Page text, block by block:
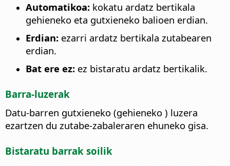
Automatikoa: kokatu ardatz bertikala
gehieneko eta gutxieneko balioen erdian.
Erdian: ezarri ardatz bertikala zutabearen
erdian.
Bat ere ez: ez bistaratu ardatz bertikalik.
Barra-luzerak
Datu-barren gutxieneko (gehieneko ) luzera
ezartzen du zutabe-zabaleraren ehuneko gisa.
Bistaratu barrak soilik